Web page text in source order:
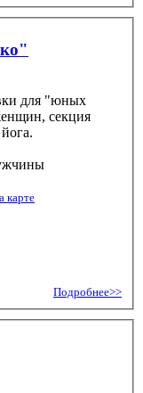
для "юных
секция
карте
Подробнее>>